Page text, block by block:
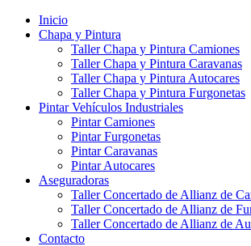
Inicio
Chapa y Pintura
Taller Chapa y Pintura Camiones
Taller Chapa y Pintura Caravanas
Taller Chapa y Pintura Autocares
Taller Chapa y Pintura Furgonetas
Pintar Vehículos Industriales
Pintar Camiones
Pintar Furgonetas
Pintar Caravanas
Pintar Autocares
Aseguradoras
Taller Concertado de Allianz de
Taller Concertado de Allianz de
Taller Concertado de Allianz de
Contacto